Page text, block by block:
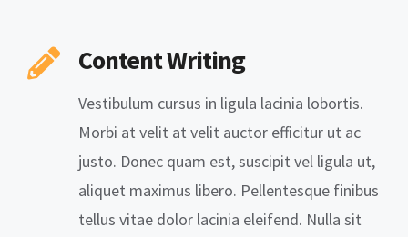
Content Writing
Vestibulum cursus in ligula lacinia lobortis.
Morbi at velit at velit auctor efficitur ut ac
justo. Donec quam est, suscipit vel ligula ut,
aliquet maximus libero. Pellentesque finibus
tellus vitae dolor lacinia eleifend. Nulla sit